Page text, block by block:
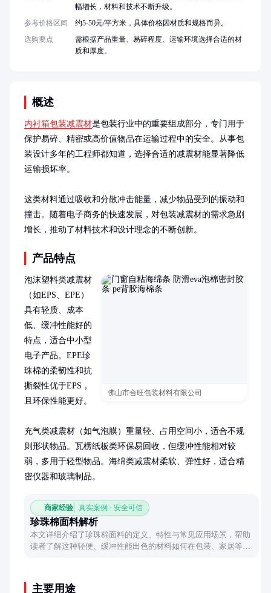
概述
内衬箱包装减震材是包装行业中的重要组成部分，专门用于
保护易碎、精密或高价值物品在运输过程中的安全。从事包
装设计多年的工程师都知道，选择合适的减震材能显著降低
运输损坏率。
这类材料通过吸收和分散冲击能量，减少物品受到的振动和
撞击。随着电子商务的快速发展，对包装减震材的需求急剧
增长，推动了材料技术和设计理念的不断创新。
产品特点
佛山市合旺包装材料有限公司
泡沫塑料类减震材
（如EPS、EPE）
具有轻质、成本
低、缓冲性能好的
特点，适合中小型
电子产品。EPE珍
珠棉的柔韧性和抗
撕裂性优于EPS，
且环保性能更好。
充气类减震材（如气泡膜）重量轻、占用空间小，适合不规
则形状物品。瓦楞纸板类环保易回收，但缓冲性能相对较
弱，多用于轻型物品。海绵类减震材柔软、弹性好，适合精
密仪器和玻璃制品。
商家经验 真实案例 · 安全可信
珍珠棉面料解析
本文详细介绍了珍珠棉面料的定义、特性与常见应用场景，帮助
读者了解这种轻便、缓冲性能出色的材料如何在包装、家居等领
主要用途
幅增长，材料和技术不断升级。
参考价格区间
约5-50元/平方米，具体价格因材质和规格而异。
选购要点
需根据产品重量、易碎程度、运输环境选择合适的材
质和厚度。